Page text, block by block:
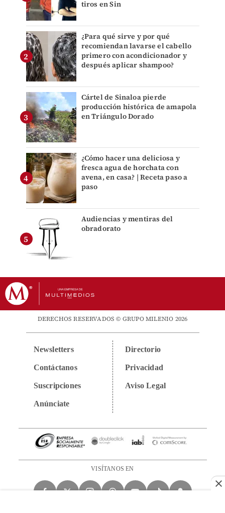
tiros en Sin
¿Para qué sirve y por qué
recomiendan lavarse el cabello
primero con acondicionador y
después aplicar shampoo?
Cártel de Sinaloa pierde
producción histórica de amapola
en Triángulo Dorado
¿Cómo hacer una deliciosa y
fresca agua de horchata con
avena, en casa? | Receta paso a
paso
Audiencias y mentiras del
obradorato
DERECHOS RESERVADOS © GRUPO MILENIO 2026
Newsletters
Contáctanos
Suscripciones
Anúnciate
Directorio
Privacidad
Aviso Legal
VISÍTANOS EN